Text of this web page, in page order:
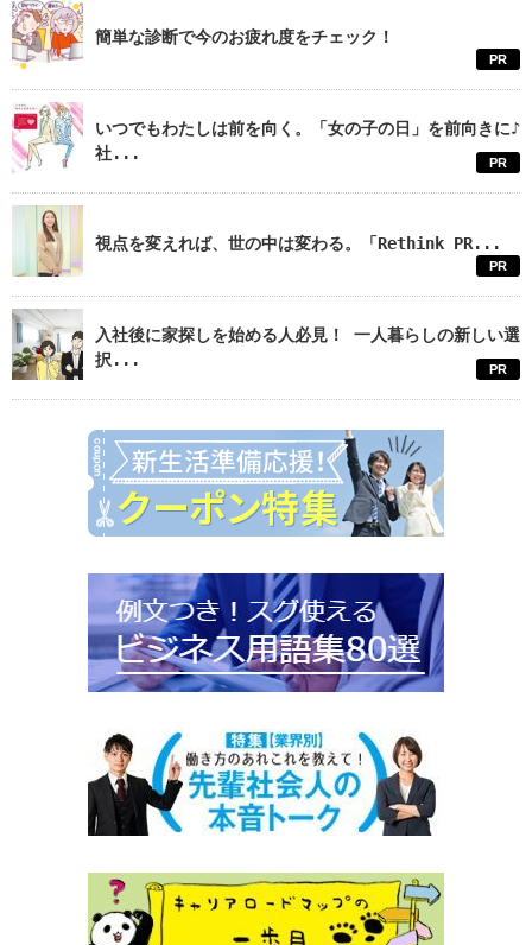
簡単な診断で今のお疲れ度をチェック！
PR
いつでもわたしは前を向く。「女の子の日」を前向きに♪
社...
PR
視点を変えれば、世の中は変わる。「Rethink PR...
PR
入社後に家探しを始める人必見！ 一人暮らしの新しい選
択...
PR